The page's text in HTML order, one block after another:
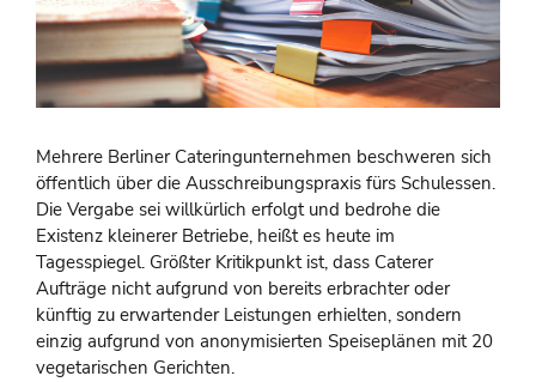
Mehrere Berliner Cateringunternehmen beschweren sich
öffentlich über die Ausschreibungspraxis fürs Schulessen.
Die Vergabe sei willkürlich erfolgt und bedrohe die
Existenz kleinerer Betriebe, heißt es heute im
Tagesspiegel. Größter Kritikpunkt ist, dass Caterer
Aufträge nicht aufgrund von bereits erbrachter oder
künftig zu erwartender Leistungen erhielten, sondern
einzig aufgrund von anonymisierten Speiseplänen mit 20
vegetarischen Gerichten.